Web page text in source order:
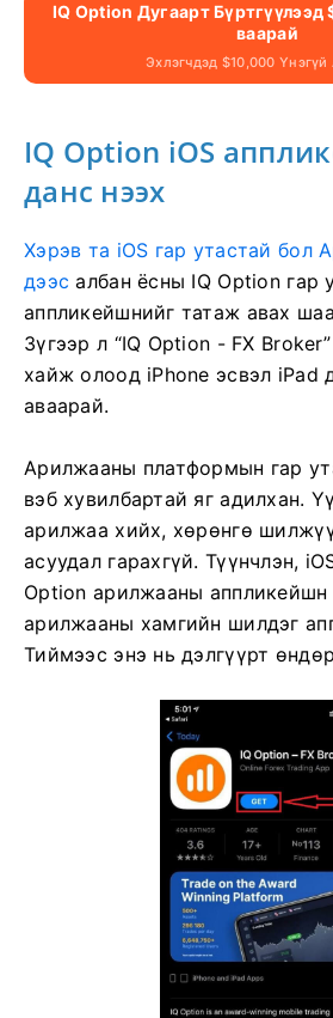
IQ Option Дугаарт
Ваарай
Эхлэгчдэд $10,000 Үнэгүй
IQ Option iOS
данс нээх
Хэрэв та iOS гар утастай бол
дээс албан ёсны IQ Option гар
аппликейшнийг татаж авах
Зүгээр л “IQ Option - FX
хайж олоод iPhone эсвэл iPad
аваарай.
Арилжааны платформын гар
вэб хувилбартай яг адилхан.
арилжаа хийх, хөрөнгө
асуудал гарахгүй. Түүнчлэн,
Option арилжааны аппликейшн
арилжааны хамгийн шилдэг
Тиймээс энэ нь дэлгүүрт